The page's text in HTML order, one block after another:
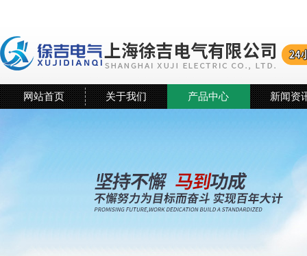
网站首页 关于我们 产品中心 新闻资